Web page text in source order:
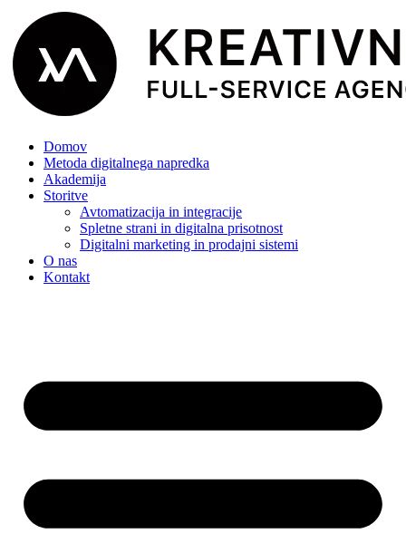
Domov
Metoda digitalnega napredka
Akademija
Storitve
Avtomatizacija in integracije
Spletne strani in digitalna prisotnost
Digitalni marketing in prodajni sistemi
O nas
Kontakt